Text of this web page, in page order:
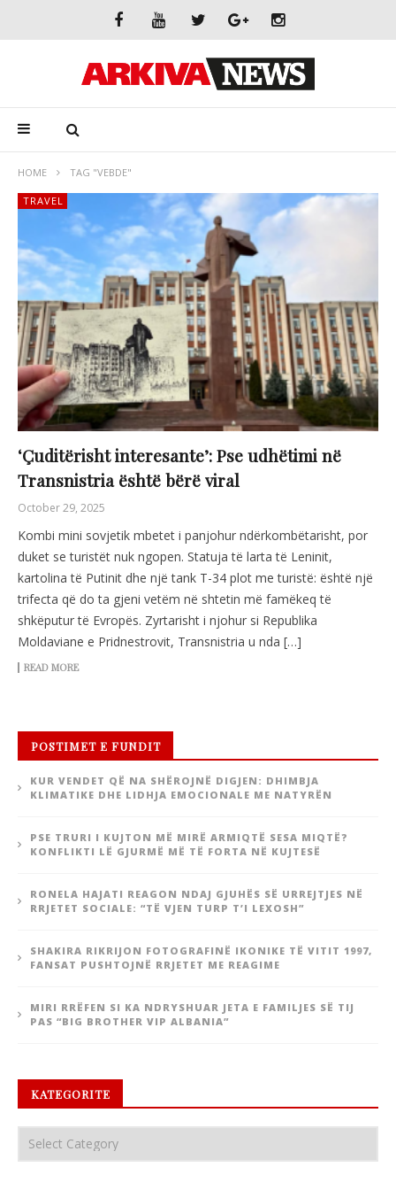
HOME TAG "VEBDE"
TRAVEL
‘Çuditërisht interesante’: Pse udhëtimi në
Transnistria është bërë viral
October 29, 2025
Kombi mini sovjetik mbetet i panjohur ndërkombëtarisht, por
duket se turistët nuk ngopen. Statuja të larta të Leninit,
kartolina të Putinit dhe një tank T-34 plot me turistë: është një
trifecta që do ta gjeni vetëm në shtetin më famëkeq të
shkëputur të Evropës. Zyrtarisht i njohur si Republika
Moldaviane e Pridnestrovit, Transnistria u nda […]
READ MORE
POSTIMET E FUNDIT
KUR VENDET QË NA SHËROJNË DIGJEN: DHIMBJA
KLIMATIKE DHE LIDHJA EMOCIONALE ME NATYRËN
PSE TRURI I KUJTON MË MIRË ARMIQTË SESA MIQTË?
KONFLIKTI LË GJURMË MË TË FORTA NË KUJTESË
RONELA HAJATI REAGON NDAJ GJUHËS SË URREJTJES NË
RRJETET SOCIALE: “TË VJEN TURP T’I LEXOSH”
SHAKIRA RIKRIJON FOTOGRAFINË IKONIKE TË VITIT 1997,
FANSAT PUSHTOJNË RRJETET ME REAGIME
MIRI RRËFEN SI KA NDRYSHUAR JETA E FAMILJES SË TIJ
PAS “BIG BROTHER VIP ALBANIA”
KATEGORITE